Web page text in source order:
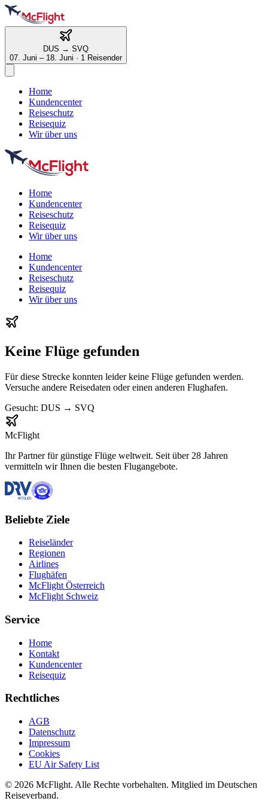
DUS → SVQ
07. Juni – 18. Juni · 1 Reisender
Home
Kundencenter
Reiseschutz
Reisequiz
Wir über uns
Home
Kundencenter
Reiseschutz
Reisequiz
Wir über uns
Home
Kundencenter
Reiseschutz
Reisequiz
Wir über uns
Keine Flüge gefunden
Für diese Strecke konnten leider keine Flüge gefunden werden.
Versuche andere Reisedaten oder einen anderen Flughafen.
Gesucht: DUS → SVQ
McFlight
Ihr Partner für günstige Flüge weltweit. Seit über 28 Jahren
vermitteln wir Ihnen die besten Flugangebote.
Beliebte Ziele
Reiseländer
Regionen
Airlines
Flughäfen
McFlight Österreich
McFlight Schweiz
Service
Home
Kontakt
Kundencenter
Reisequiz
Rechtliches
AGB
Datenschutz
Impressum
Cookies
EU Air Safety List
© 2026 McFlight. Alle Rechte vorbehalten. Mitglied im Deutschen
Reiseverband.